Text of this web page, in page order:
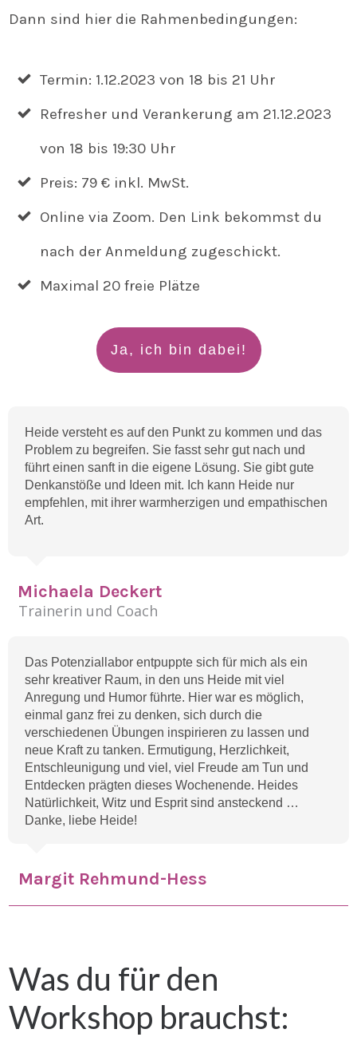
Dann sind hier die Rahmenbedingungen:
Termin: 1.12.2023 von 18 bis 21 Uhr
Refresher und Verankerung am 21.12.2023
von 18 bis 19:30 Uhr
Preis: 79 € inkl. MwSt.
Online via Zoom. Den Link bekommst du
nach der Anmeldung zugeschickt.
Maximal 20 freie Plätze
Ja, ich bin dabei!
Heide versteht es auf den Punkt zu kommen und das
Problem zu begreifen. Sie fasst sehr gut nach und
führt einen sanft in die eigene Lösung. Sie gibt gute
Denkanstöße und Ideen mit. Ich kann Heide nur
empfehlen, mit ihrer warmherzigen und empathischen
Art.
Michaela Deckert
Trainerin und Coach
Das Potenziallabor entpuppte sich für mich als ein
sehr kreativer Raum, in den uns Heide mit viel
Anregung und Humor führte. Hier war es möglich,
einmal ganz frei zu denken, sich durch die
verschiedenen Übungen inspirieren zu lassen und
neue Kraft zu tanken. Ermutigung, Herzlichkeit,
Entschleunigung und viel, viel Freude am Tun und
Entdecken prägten dieses Wochenende. Heides
Natürlichkeit, Witz und Esprit sind ansteckend …
Danke, liebe Heide!
Margit Rehmund-Hess
Was du für den
Workshop brauchst: